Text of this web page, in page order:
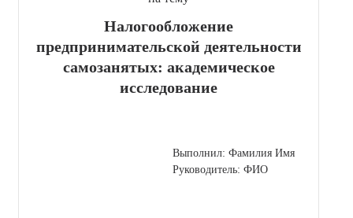
Налогообложение
предпринимательской деятельности
самозанятых: академическое
исследование
Выполнил: Фамилия Имя
Руководитель: ФИО